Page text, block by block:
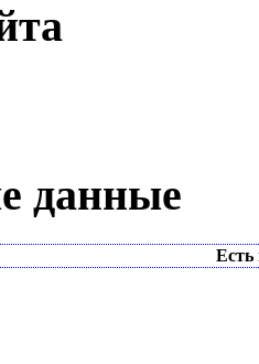
данные
Есть